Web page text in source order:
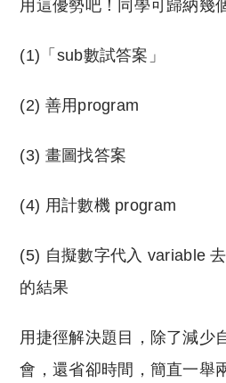
用這優勢吧！同學可歸納幾
(1)「sub數試答案」
(2) 善用program
(3) 畫圖找答案
(4) 用計數機 program
(5) 自擬數字代入 variable
的結果
用捷徑解決題目，除了減少
會，還省卻時間，簡直一舉